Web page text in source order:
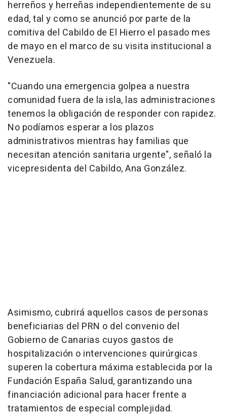
herreños y herreñas independientemente de su
edad, tal y como se anunció por parte de la
comitiva del Cabildo de El Hierro el pasado mes
de mayo en el marco de su visita institucional a
Venezuela.
"Cuando una emergencia golpea a nuestra
comunidad fuera de la isla, las administraciones
tenemos la obligación de responder con rapidez.
No podíamos esperar a los plazos
administrativos mientras hay familias que
necesitan atención sanitaria urgente", señaló la
vicepresidenta del Cabildo, Ana González.
Asimismo, cubrirá aquellos casos de personas
beneficiarias del PRN o del convenio del
Gobierno de Canarias cuyos gastos de
hospitalización o intervenciones quirúrgicas
superen la cobertura máxima establecida por la
Fundación España Salud, garantizando una
financiación adicional para hacer frente a
tratamientos de especial complejidad.